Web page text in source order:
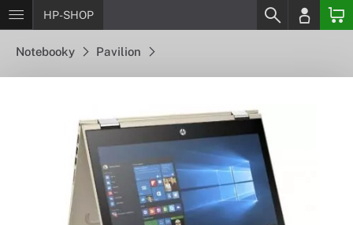
HP-SHOP
Notebooky Pavilion